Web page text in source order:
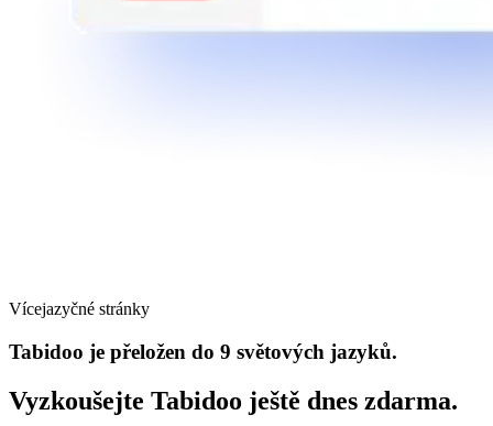
Vícejazyčné stránky
Tabidoo je přeložen do 9 světových jazyků.
Vyzkoušejte Tabidoo ještě dnes zdarma.